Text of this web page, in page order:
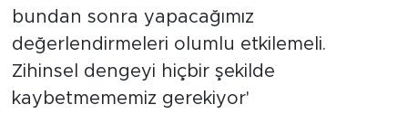
bundan sonra yapacağımız
değerlendirmeleri olumlu etkilemeli.
Zihinsel dengeyi hiçbir şekilde
kaybetmememiz gerekiyor'